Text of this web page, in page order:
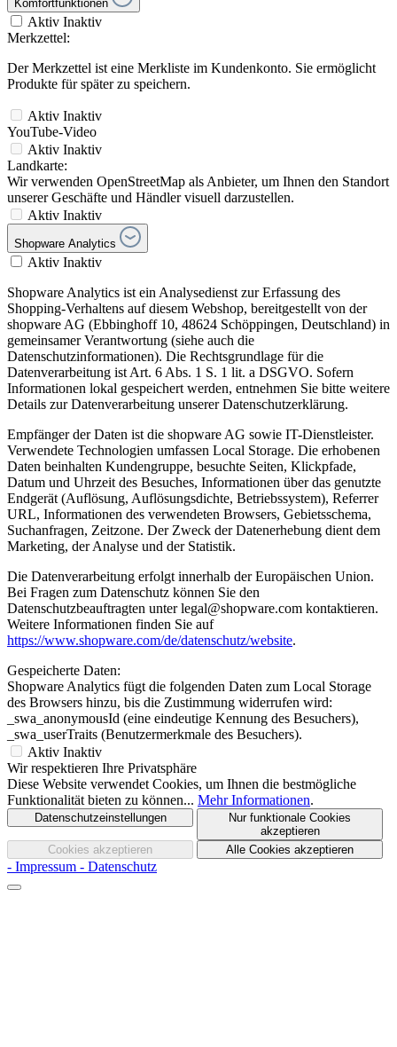
Komfortfunktionen
Aktiv Inaktiv
Merkzettel:
Der Merkzettel ist eine Merkliste im Kundenkonto. Sie ermöglicht
Produkte für später zu speichern.
Aktiv Inaktiv
YouTube-Video
Aktiv Inaktiv
Landkarte:
Wir verwenden OpenStreetMap als Anbieter, um Ihnen den Standort
unserer Geschäfte und Händler visuell darzustellen.
Aktiv Inaktiv
Shopware Analytics
Aktiv Inaktiv
Shopware Analytics ist ein Analysedienst zur Erfassung des
Shopping-Verhaltens auf diesem Webshop, bereitgestellt von der
shopware AG (Ebbinghoff 10, 48624 Schöppingen, Deutschland) in
gemeinsamer Verantwortung (siehe auch die
Datenschutzinformationen). Die Rechtsgrundlage für die
Datenverarbeitung ist Art. 6 Abs. 1 S. 1 lit. a DSGVO. Sofern
Informationen lokal gespeichert werden, entnehmen Sie bitte weitere
Details zur Datenverarbeitung unserer Datenschutzerklärung.
Empfänger der Daten ist die shopware AG sowie IT-Dienstleister.
Verwendete Technologien umfassen Local Storage. Die erhobenen
Daten beinhalten Kundengruppe, besuchte Seiten, Klickpfade,
Datum und Uhrzeit des Besuches, Informationen über das genutzte
Endgerät (Auflösung, Auflösungsdichte, Betriebssystem), Referrer
URL, Informationen des verwendeten Browsers, Gebietsschema,
Suchanfragen, Zeitzone. Der Zweck der Datenerhebung dient dem
Marketing, der Analyse und der Statistik.
Die Datenverarbeitung erfolgt innerhalb der Europäischen Union.
Bei Fragen zum Datenschutz können Sie den
Datenschutzbeauftragten unter legal@shopware.com kontaktieren.
Weitere Informationen finden Sie auf
https://www.shopware.com/de/datenschutz/website.
Gespeicherte Daten:
Shopware Analytics fügt die folgenden Daten zum Local Storage
des Browsers hinzu, bis die Zustimmung widerrufen wird:
_swa_anonymousId (eine eindeutige Kennung des Besuchers),
_swa_userTraits (Benutzermerkmale des Besuchers).
Aktiv Inaktiv
Wir respektieren Ihre Privatsphäre
Diese Website verwendet Cookies, um Ihnen die bestmögliche
Funktionalität bieten zu können... Mehr Informationen.
Datenschutzeinstellungen
Nur funktionale Cookies
akzeptieren
Cookies akzeptieren
Alle Cookies akzeptieren
- Impressum - Datenschutz